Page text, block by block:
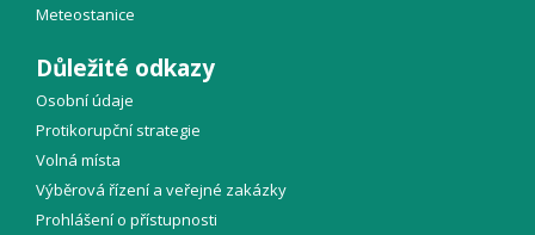
Meteostanice
Důležité odkazy
Osobní údaje
Protikorupční strategie
Volná místa
Výběrová řízení a veřejné zakázky
Prohlášení o přístupnosti